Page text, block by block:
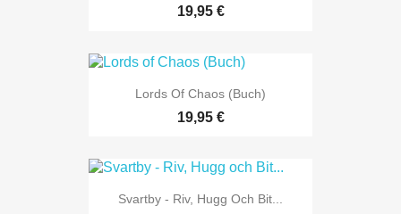
19,95 €
Lords Of Chaos (Buch)
19,95 €
Svartby - Riv, Hugg Och Bit...